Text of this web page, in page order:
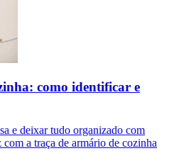
como identificar e
e deixar tudo organizado com
a traça de armário de cozinha